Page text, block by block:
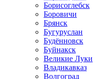
Борисоглебск
Боровичи
Брянск
Бугуруслан
Будённовск
Буйнакск
Великие Луки
Владикавказ
Волгоград